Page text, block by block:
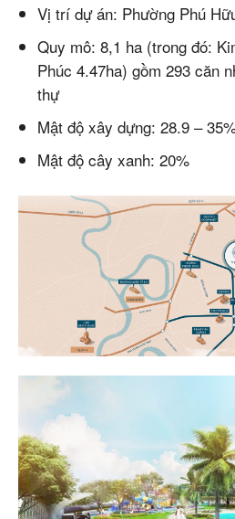
Vị trí dự án: Phường Phú
Quy mô: 8,1 ha (trong đó:
Phúc 4.47ha) gồm 293 căn
thự
Mật độ xây dựng: 28.9 –
Mật độ cây xanh: 20%